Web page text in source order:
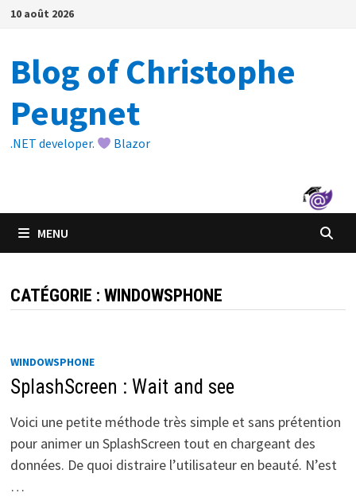
Passer
10 août 2026
Blog of Christophe
Peugnet
.NET developer. Blazor
MENU
CATÉGORIE : WINDOWSPHONE
WINDOWSPHONE
SplashScreen : Wait and see
Voici une petite méthode très simple et sans prétention
pour animer un SplashScreen tout en chargeant des
données. De quoi distraire l’utilisateur en beauté. N’est
…